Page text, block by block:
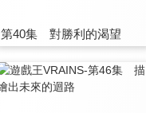
第40集 對勝利的渴望